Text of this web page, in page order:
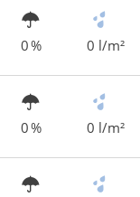
0 % 0 l/m²
0 % 0 l/m²